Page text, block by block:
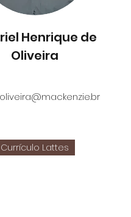
Henrique de
Oliveira
Currículo Lattes